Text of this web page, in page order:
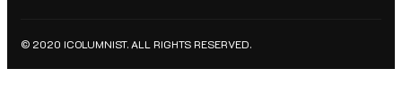
© 2020 ICOLUMNIST. ALL RIGHTS RESERVED.